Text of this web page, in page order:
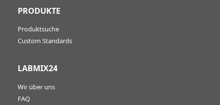
PRODUKTE
Produktsuche
Custom Standards
LABMIX24
Wir über uns
FAQ